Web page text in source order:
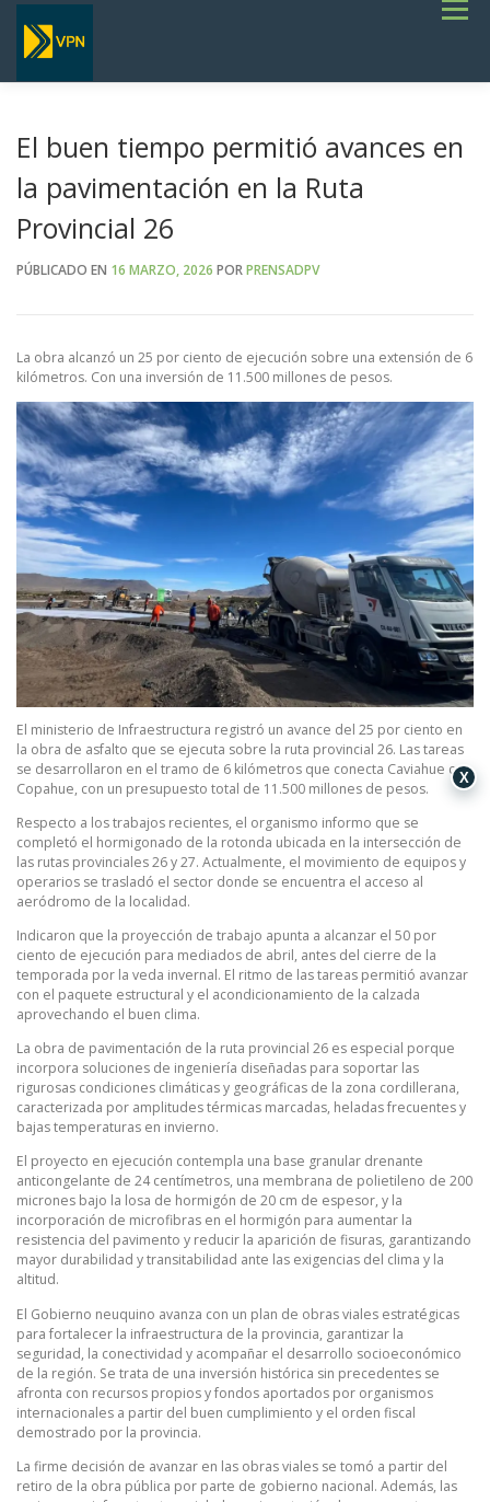
Saltar
contenido
Menú
SERVICIOS
TERMINOS DE REFERENCIA GENERALES- OBRAS VIALES
El buen tiempo permitió avances en
la pavimentación en la Ruta
Provincial 26
PÚBLICADO EN 16 MARZO, 2026 PORPRENSADPV
La obra alcanzó un 25 por ciento de ejecución sobre una extensión de 6
kilómetros. Con una inversión de 11.500 millones de pesos.
El ministerio de Infraestructura registró un avance del 25 por ciento en
la obra de asfalto que se ejecuta sobre la ruta provincial 26. Las tareas
se desarrollaron en el tramo de 6 kilómetros que conecta Caviahue con
Copahue, con un presupuesto total de 11.500 millones de pesos.
Respecto a los trabajos recientes, el organismo informo que se
completó el hormigonado de la rotonda ubicada en la intersección de
las rutas provinciales 26 y 27. Actualmente, el movimiento de equipos y
operarios se trasladó el sector donde se encuentra el acceso al
aeródromo de la localidad.
Indicaron que la proyección de trabajo apunta a alcanzar el 50 por
ciento de ejecución para mediados de abril, antes del cierre de la
temporada por la veda invernal. El ritmo de las tareas permitió avanzar
con el paquete estructural y el acondicionamiento de la calzada
aprovechando el buen clima.
La obra de pavimentación de la ruta provincial 26 es especial porque
incorpora soluciones de ingeniería diseñadas para soportar las
rigurosas condiciones climáticas y geográficas de la zona cordillerana,
caracterizada por amplitudes térmicas marcadas, heladas frecuentes y
bajas temperaturas en invierno.
El proyecto en ejecución contempla una base granular drenante
anticongelante de 24 centímetros, una membrana de polietileno de 200
micrones bajo la losa de hormigón de 20 cm de espesor, y la
incorporación de microfibras en el hormigón para aumentar la
resistencia del pavimento y reducir la aparición de fisuras, garantizando
mayor durabilidad y transitabilidad ante las exigencias del clima y la
altitud.
El Gobierno neuquino avanza con un plan de obras viales estratégicas
para fortalecer la infraestructura de la provincia, garantizar la
seguridad, la conectividad y acompañar el desarrollo socioeconómico
de la región. Se trata de una inversión histórica sin precedentes se
afronta con recursos propios y fondos aportados por organismos
internacionales a partir del buen cumplimiento y el orden fiscal
demostrado por la provincia.
La firme decisión de avanzar en las obras viales se tomó a partir del
retiro de la obra pública por parte de gobierno nacional. Además, las
X